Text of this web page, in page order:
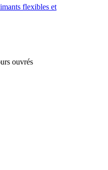
flexibles et
ouvrés